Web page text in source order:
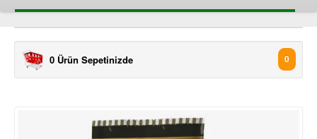
0 Ürün Sepetinizde 0